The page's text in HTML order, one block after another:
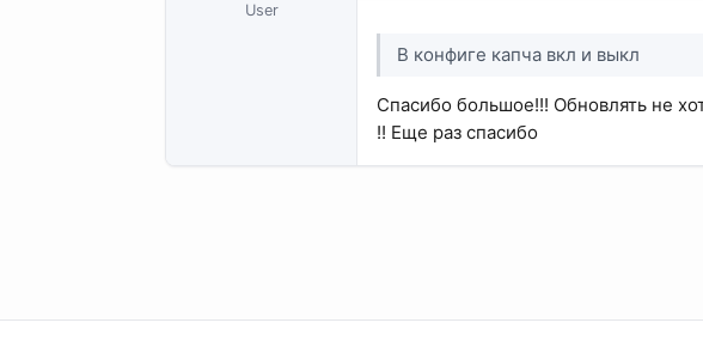
User
В конфиге капча вкл и выкл
Спасибо большое!!! Обновлять не
!! Еще раз спасибо